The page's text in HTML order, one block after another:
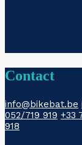
Contact
info@bikebat.be
052/719 919 +33
918